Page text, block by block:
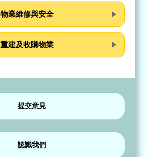
物業維修與安全
重建及收購物業
提交意見
認識我們